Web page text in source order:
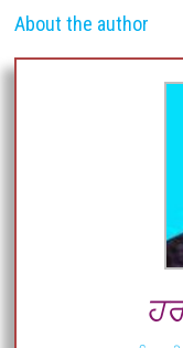
About the author